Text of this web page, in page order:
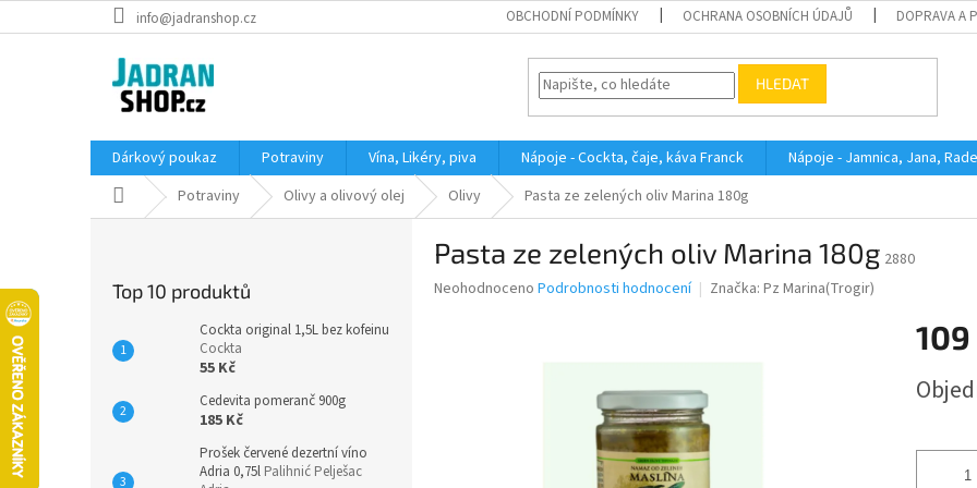
na
info@jadranshop.cz OBCHODNÍ PODMÍNKY OCHRANA OSOBNÍCH ÚDAJŮ DOPRAVA A
HLEDAT
Dárkový poukaz Potraviny Vína, Likéry, piva Nápoje - Cockta, čaje, káva Franck Nápoje - Jamnica, Jana,
Domů Potraviny Olivy a olivový olej Olivy Pasta ze zelených oliv Marina 180g
Top 10 produktů
Cockta original 1,5L bez kofeinu
Cockta
55 Kč
Cedevita pomeranč 900g
185 Kč
Prošek červené dezertní víno
Adria 0,75l Palihnić Pelješac
Pasta ze zelených oliv Marina 180g 2880
Průměrné
Neohodnoceno Podrobnosti hodnocení Značka: Pz Marina(Trogir)
109
cena: